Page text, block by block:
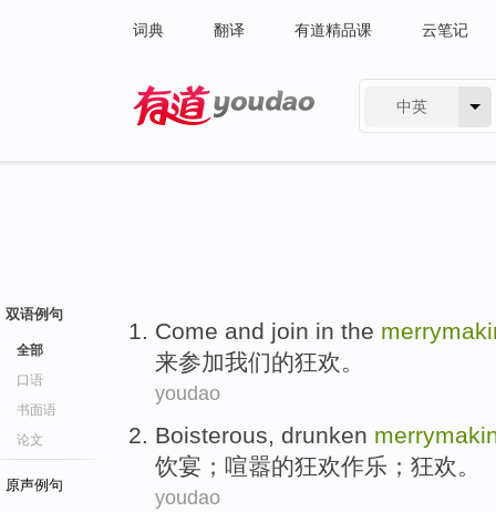
词典 翻译 有道精品课 云笔记
中英
双语例句
全部
口语
书面语
论文
原声例句
Come and join in the
来参加我们的狂欢。
youdao
Boisterous, drunken
饮宴 ；喧嚣的狂欢作乐；狂欢。
youdao